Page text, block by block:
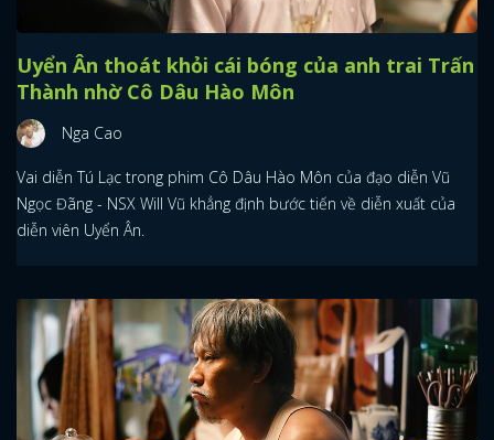
Uyển Ân thoát khỏi cái bóng của anh trai Trấn
Thành nhờ Cô Dâu Hào Môn
Nga Cao
Vai diễn Tú Lạc trong phim Cô Dâu Hào Môn của đạo diễn Vũ
Ngọc Đãng - NSX Will Vũ khẳng định bước tiến về diễn xuất của
diễn viên Uyển Ân.